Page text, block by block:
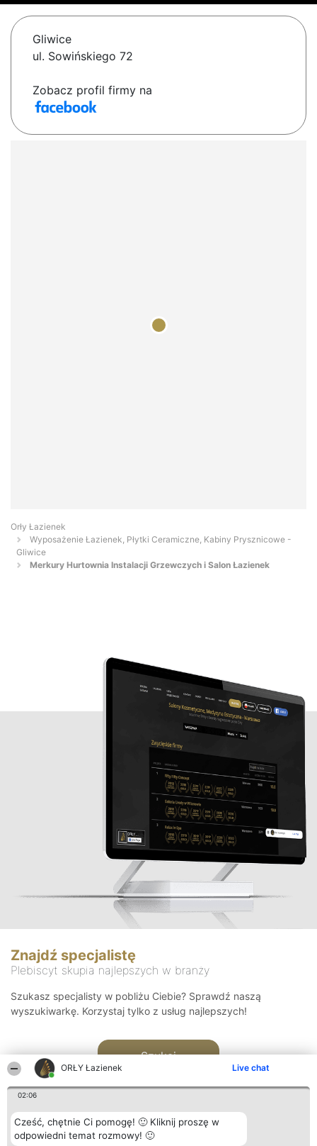
ORŁY Łazienek Live chat
02:06
Cześć, chętnie Ci pomogę! 🙂 Kliknij proszę w
odpowiedni temat rozmowy! 🙂
Gliwice
ul. Sowińskiego 72
Zobacz profil firmy na
Orły Łazienek
Wyposażenie Łazienek, Płytki Ceramiczne, Kabiny Prysznicowe -
Gliwice
Merkury Hurtownia Instalacji Grzewczych i Salon Łazienek
Znajdź specjalistę
Plebiscyt skupia najlepszych w branży
Szukasz specjalisty w pobliżu Ciebie? Sprawdź naszą
wyszukiwarkę. Korzystaj tylko z usług najlepszych!
Szukaj